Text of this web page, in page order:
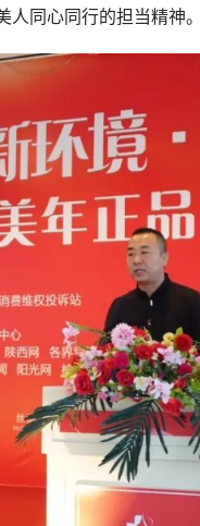
同心同行的担当精神。